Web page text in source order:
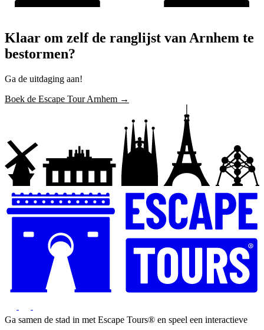
Klaar om zelf de ranglijst van Arnhem te
bestormen?
Ga de uitdaging aan!
Boek de Escape Tour Arnhem →
Ga samen de stad in met Escape Tours® en speel een interactieve